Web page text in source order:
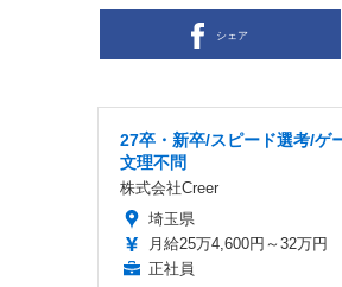
シェア
27卒・新卒/スピード選考/ゲ
文理不問
株式会社Creer
埼玉県
月給25万4,600円～32万円
正社員